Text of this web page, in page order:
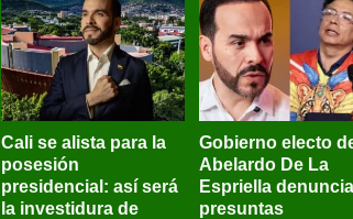
Cali se alista para la
posesión
presidencial: así será
la investidura de
Gobierno electo
Abelardo De La
Espriella denuncia
presuntas